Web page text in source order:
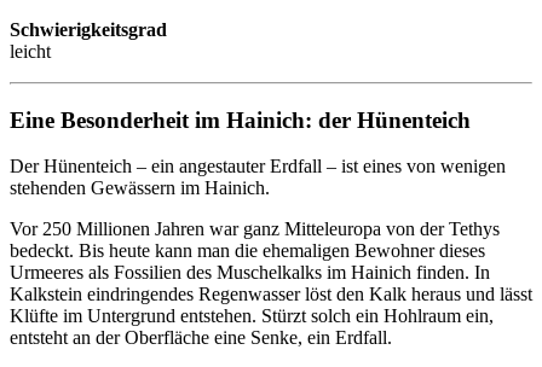
Schwierigkeitsgrad
leicht
Eine Besonderheit im Hainich: der Hünenteich
Der Hünenteich – ein angestauter Erdfall – ist eines von wenigen
stehenden Gewässern im Hainich.
Vor 250 Millionen Jahren war ganz Mitteleuropa von der Tethys
bedeckt. Bis heute kann man die ehemaligen Bewohner dieses
Urmeeres als Fossilien des Muschelkalks im Hainich finden. In
Kalkstein eindringendes Regenwasser löst den Kalk heraus und lässt
Klüfte im Untergrund entstehen. Stürzt solch ein Hohlraum ein,
entsteht an der Oberfläche eine Senke, ein Erdfall.